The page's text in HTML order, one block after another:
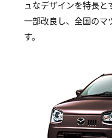
ュなデザインを特長
一部改良し、全国のマ
す。